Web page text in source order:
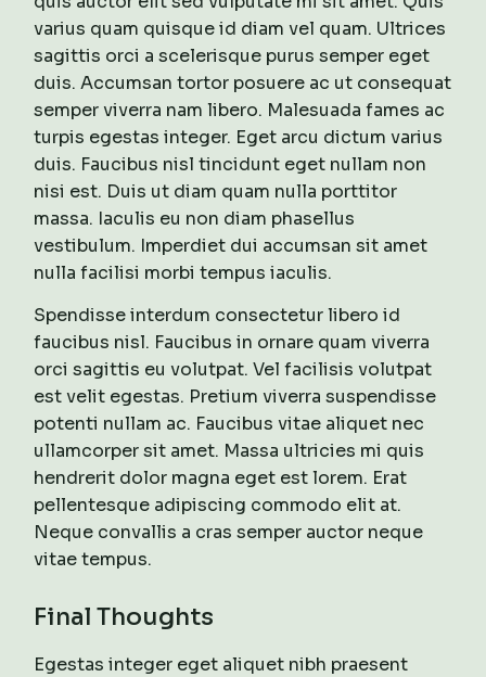
varius quam quisque id diam vel quam. Ultrices
sagittis orci a scelerisque purus semper eget
duis. Accumsan tortor posuere ac ut consequat
semper viverra nam libero. Malesuada fames ac
turpis egestas integer. Eget arcu dictum varius
duis. Faucibus nisl tincidunt eget nullam non
nisi est. Duis ut diam quam nulla porttitor
massa. Iaculis eu non diam phasellus
vestibulum. Imperdiet dui accumsan sit amet
nulla facilisi morbi tempus iaculis.
Spendisse interdum consectetur libero id
faucibus nisl. Faucibus in ornare quam viverra
orci sagittis eu volutpat. Vel facilisis volutpat
est velit egestas. Pretium viverra suspendisse
potenti nullam ac. Faucibus vitae aliquet nec
ullamcorper sit amet. Massa ultricies mi quis
hendrerit dolor magna eget est lorem. Erat
pellentesque adipiscing commodo elit at.
Neque convallis a cras semper auctor neque
vitae tempus.
Final Thoughts
Egestas integer eget aliquet nibh praesent